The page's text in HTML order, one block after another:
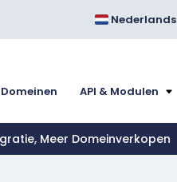
Nederlands
API & Modulen
Meer Domeinverkopen